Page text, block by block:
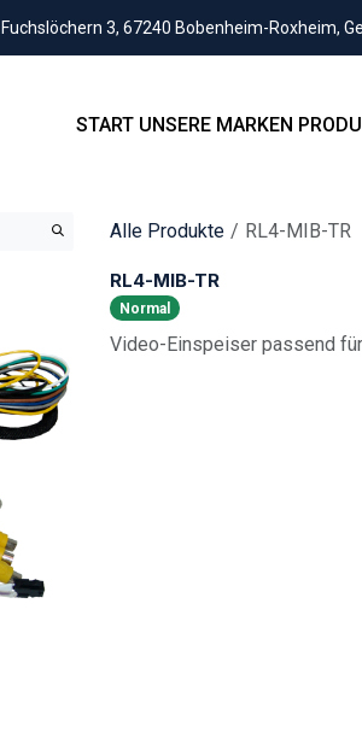
Fuchslöchern 3, 67240 Bobenheim-Roxheim,
START UNSERE MARKEN
Alle Produkte RL4-MIB-TR
RL4-MIB-TR
Normal
Video-Einspeiser passend